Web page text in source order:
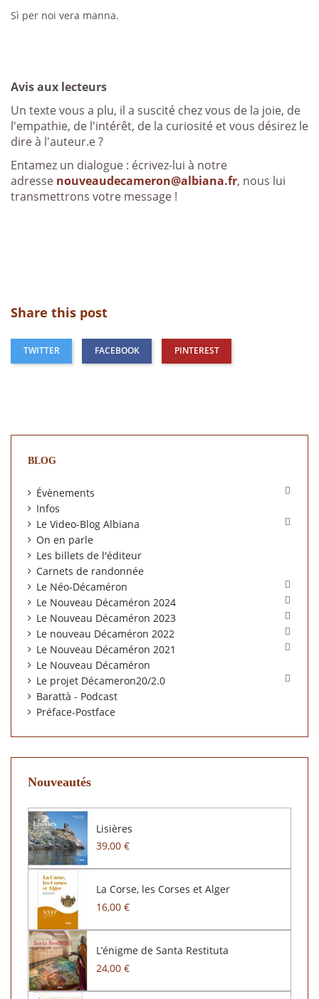
Sì per noi vera manna.
Avis aux lecteurs
Un texte vous a plu, il a suscité chez vous de la joie, de
l'empathie, de l'intérêt, de la curiosité et vous désirez le
dire à l'auteur.e ?
Entamez un dialogue : écrivez-lui à notre
adresse nouveaudecameron@albiana.fr, nous lui
transmettrons votre message !
Share this post
TWITTER FACEBOOK PINTEREST
BLOG
Évènements 
Infos
Le Video-Blog Albiana

On en parle
Les billets de l'éditeur
Carnets de randonnée
Le Néo-Décaméron

Le Nouveau Décaméron 2024 
Le Nouveau Décaméron 2023 
Le nouveau Décaméron 2022 
Le Nouveau Décaméron 2021 
Le Nouveau Décaméron
Le projet Décameron20/2.0

Barattà - Podcast
Préface-Postface
Nouveautés
Lisières
39,00 €
La Corse, les Corses et Alger
16,00 €
L’énigme de Santa Restituta
24,00 €